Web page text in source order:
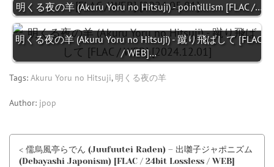
明くる夜の羊 (Akuru Yoru no Hitsuji) - pointillism [FLAC /…
明くる夜の羊 (Akuru Yoru no Hitsuji) - 蹴り飛ばして [FLAC
/ WEB]…
Tags: Akuru Yoru no Hitsuji, 明くる夜の羊
Author: jpop
< 儒烏風亭らでん (Juufuutei Raden) – 出囃子ジャポニズム
(Debayashi Japonism) [FLAC / 24bit Lossless / WEB]